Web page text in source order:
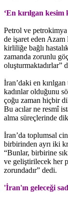
‘En kırılgan
Petrol ve petrokimya
de işaret eden
kirliliğe bağlı
zamanda zorunlu
oluşturmaktadırlar”
İran’daki en
kadınlar olduğunu
çoğu zaman hiçbir
Bu acılar ne resmî
alma süreçlerinde
İran’da toplumsal
birbirinden ayrı iki
“Bunlar, birbirine
ve geliştirilecek her
zorundadır” dedi.
'İran'ın geleceği